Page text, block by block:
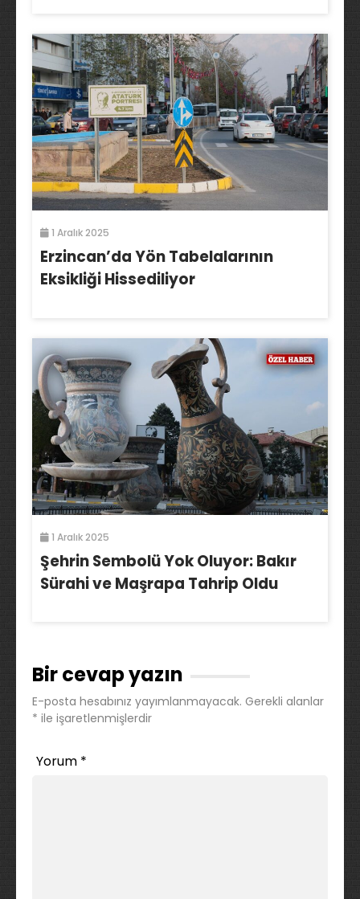
1 Aralık 2025
Erzincan’da Yön Tabelalarının
Eksikliği Hissediliyor
1 Aralık 2025
Şehrin Sembolü Yok Oluyor: Bakır
Sürahi ve Maşrapa Tahrip Oldu
Bir cevap yazın
E-posta hesabınız yayımlanmayacak. Gerekli alanlar
* ile işaretlenmişlerdir
Yorum *